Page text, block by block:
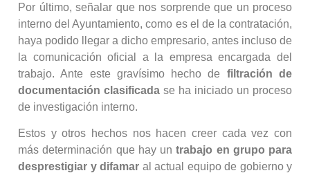
Por último, señalar que nos sorprende que un proceso
interno del Ayuntamiento, como es el de la contratación,
haya podido llegar a dicho empresario, antes incluso de
la comunicación oficial a la empresa encargada del
trabajo. Ante este gravísimo hecho de filtración de
documentación clasificada se ha iniciado un proceso
de investigación interno.
Estos y otros hechos nos hacen creer cada vez con
más determinación que hay untrabajo en grupo para
desprestigiar y difamar al actual equipo de gobierno y